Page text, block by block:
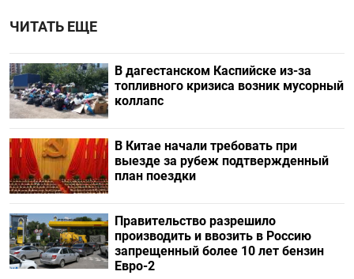
ЧИТАТЬ ЕЩЕ
В дагестанском Каспийске из-за
топливного кризиса возник мусорный
коллапс
В Китае начали требовать при
выезде за рубеж подтвержденный
план поездки
Правительство разрешило
производить и ввозить в Россию
запрещенный более 10 лет бензин
Евро-2